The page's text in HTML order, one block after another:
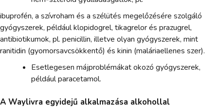
ibuprofén, a szívroham és a szélütés megelőzésére szolgáló
gyógyszerek, például klopidogrel, tikagrelor és prazugrel,
antibiotikumok, pl. penicillin, illetve olyan gyógyszerek, mint
ranitidin (gyomorsavcsökkentő) és kinin (maláriaellenes szer).
Esetlegesen májproblémákat okozó gyógyszerek,
például paracetamol.
A Waylivra egyidejű alkalmazása alkohollal